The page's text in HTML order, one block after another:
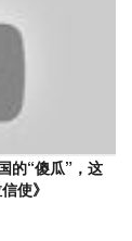
的“傻瓜”，这
使》